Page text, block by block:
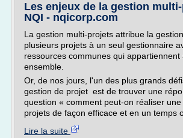
Les enjeux de la gestion
NQI - nqicorp.com
La gestion multi-projets attribue la
plusieurs projets à un seul gestionnaire
ressources communes qui appartiennent
ensemble.
Or, de nos jours, l'un des plus grands
gestion de projet est de trouver une
question « comment peut-on réaliser
projets de façon efficace et en un temps
Lire la suite